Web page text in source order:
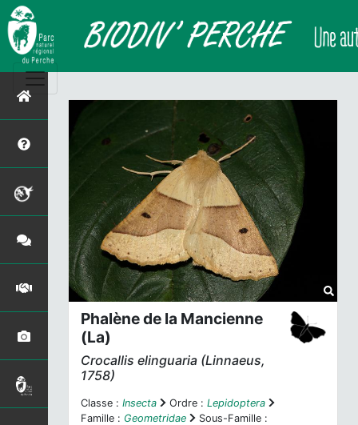
Phalène de la Mancienne
(La)
Crocallis elinguaria (Linnaeus,
1758)
Classe : Insecta Ordre : Lepidoptera
Famille : Geometridae
Sous-Famille :